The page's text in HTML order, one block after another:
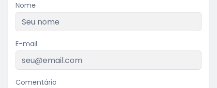
Nome
E-mail
Comentário